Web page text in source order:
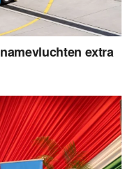
extra